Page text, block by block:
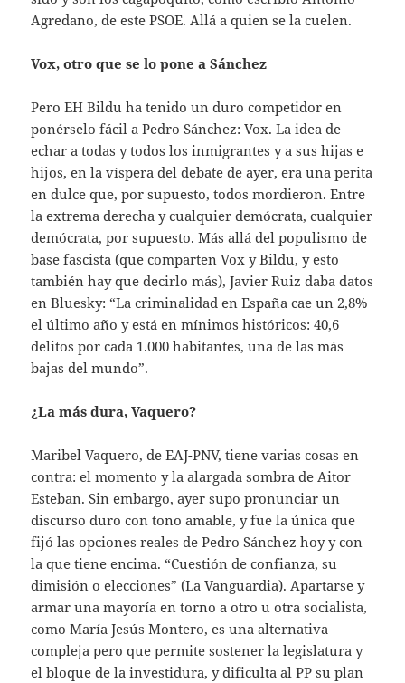
Agredano, de este PSOE. Allá a quien se la cuelen.
Vox, otro que se lo pone a Sánchez
Pero EH Bildu ha tenido un duro competidor en
ponérselo fácil a Pedro Sánchez: Vox. La idea de
echar a todas y todos los inmigrantes y a sus hijas e
hijos, en la víspera del debate de ayer, era una perita
en dulce que, por supuesto, todos mordieron. Entre
la extrema derecha y cualquier demócrata, cualquier
demócrata, por supuesto. Más allá del populismo de
base fascista (que comparten Vox y Bildu, y esto
también hay que decirlo más), Javier Ruiz daba datos
en Bluesky: “La criminalidad en España cae un 2,8%
el último año y está en mínimos históricos: 40,6
delitos por cada 1.000 habitantes, una de las más
bajas del mundo”.
¿La más dura, Vaquero?
Maribel Vaquero, de EAJ-PNV, tiene varias cosas en
contra: el momento y la alargada sombra de Aitor
Esteban. Sin embargo, ayer supo pronunciar un
discurso duro con tono amable, y fue la única que
fijó las opciones reales de Pedro Sánchez hoy y con
la que tiene encima. “Cuestión de confianza, su
dimisión o elecciones” (La Vanguardia). Apartarse y
armar una mayoría en torno a otro u otra socialista,
como María Jesús Montero, es una alternativa
compleja pero que permite sostener la legislatura y
el bloque de la investidura, y dificulta al PP su plan